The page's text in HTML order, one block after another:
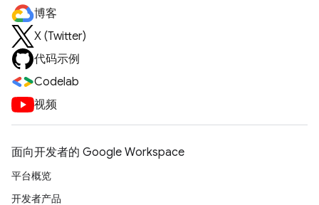
博客
X (Twitter)
代码示例
Codelab
视频
面向开发者的 Google Workspace
平台概览
开发者产品